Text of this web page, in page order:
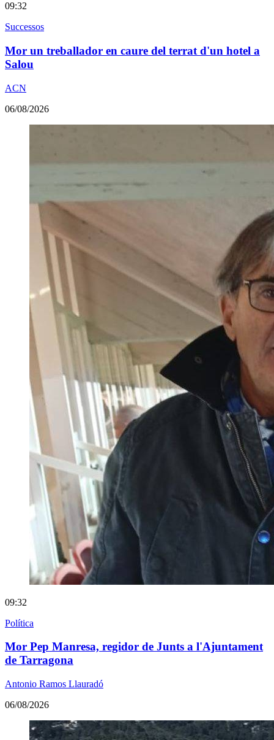
09:32
Successos
Mor un treballador en caure del terrat d'un hotel a
Salou
ACN
06/08/2026
09:32
Política
Mor Pep Manresa, regidor de Junts a l'Ajuntament
de Tarragona
Antonio Ramos Llauradó
06/08/2026